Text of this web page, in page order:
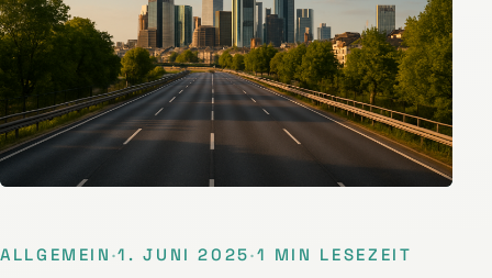
ALLGEMEIN ·1. JUNI 2025·1 MIN LESEZEIT